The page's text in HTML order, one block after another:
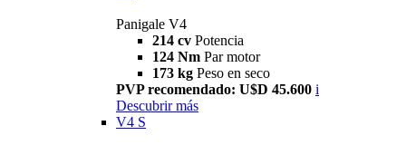
Panigale V4
214 cv Potencia
124 Nm Par motor
173 kg Peso en seco
PVP recomendado: U$D 45.600 i
Descubrir más
V4 S